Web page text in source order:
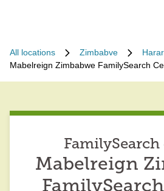
All locations Zimbabve
Mabelreign Zimbabwe FamilySearch
Mabelreign